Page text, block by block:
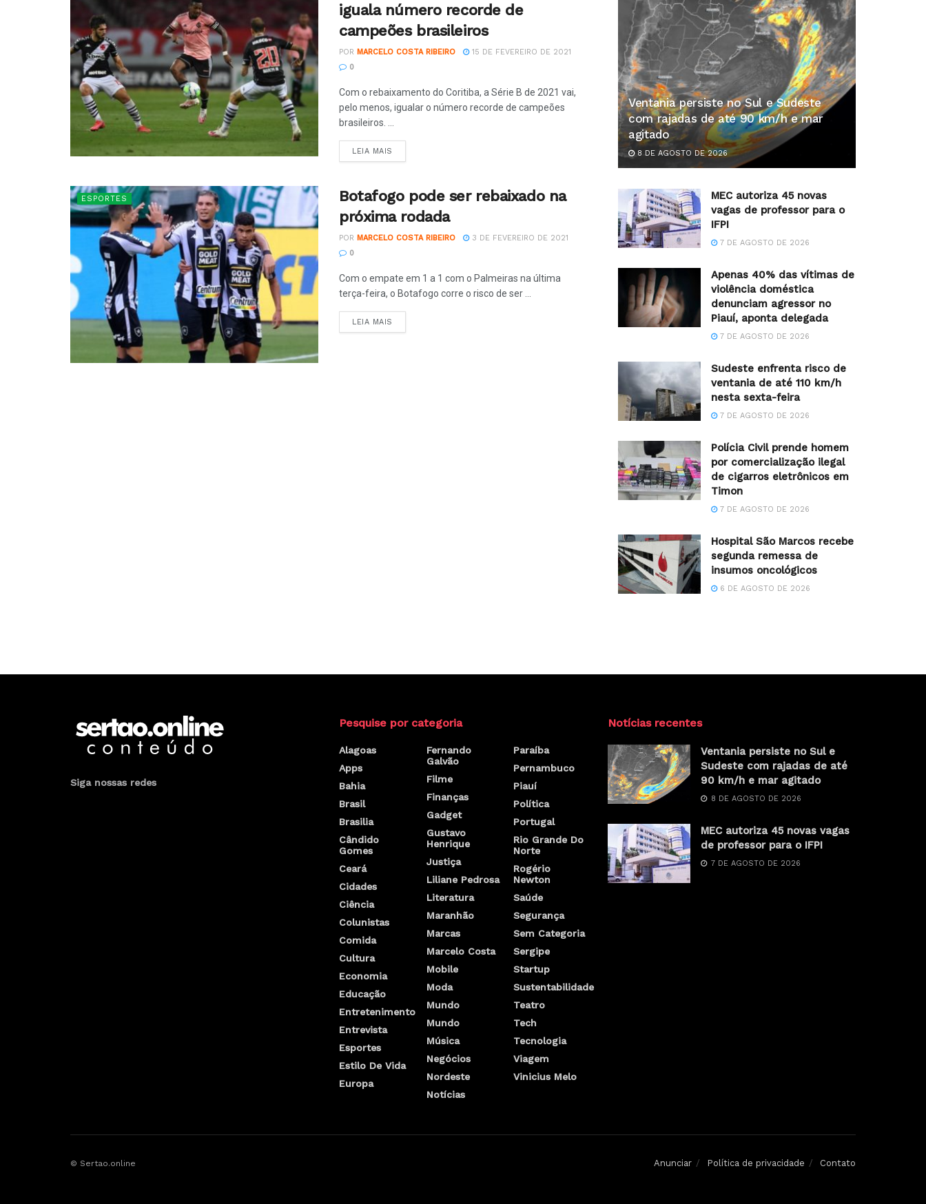
iguala número recorde de
campeões brasileiros
POR MARCELO COSTA RIBEIRO
15 DE FEVEREIRO DE 2021
0
Com o rebaixamento do Coritiba, a Série B de 2021 vai,
pelo menos, igualar o número recorde de campeões
brasileiros. ...
LEIA MAIS
ESPORTES
Botafogo pode ser rebaixado na
próxima rodada
POR MARCELO COSTA RIBEIRO
3 DE FEVEREIRO DE 2021
0
Com o empate em 1 a 1 com o Palmeiras na última
terça-feira, o Botafogo corre o risco de ser ...
LEIA MAIS
Ventania persiste no Sul e Sudeste
com rajadas de até 90 km/h e mar
agitado
8 DE AGOSTO DE 2026
MEC autoriza 45 novas
vagas de professor para o
IFPI
7 DE AGOSTO DE 2026
Apenas 40% das vítimas de
violência doméstica
denunciam agressor no
Piauí, aponta delegada
7 DE AGOSTO DE 2026
Sudeste enfrenta risco de
ventania de até 110 km/h
nesta sexta-feira
7 DE AGOSTO DE 2026
Polícia Civil prende homem
por comercialização ilegal
de cigarros eletrônicos em
Timon
7 DE AGOSTO DE 2026
Hospital São Marcos recebe
segunda remessa de
insumos oncológicos
6 DE AGOSTO DE 2026
Siga nossas redes
Pesquise por categoria
Alagoas
Apps
Bahia
Brasil
Brasilia
Cândido
Gomes
Ceará
Cidades
Ciência
Colunistas
Comida
Cultura
Economia
Educação
Entretenimento
Entrevista
Esportes
Estilo De Vida
Europa
Fernando
Galvão
Filme
Finanças
Gadget
Gustavo
Henrique
Justiça
Liliane Pedrosa
Literatura
Maranhão
Marcas
Marcelo Costa
Mobile
Moda
Mundo
Mundo
Música
Negócios
Nordeste
Notícias
Paraíba
Pernambuco
Piauí
Política
Portugal
Rio Grande Do
Norte
Rogério
Newton
Saúde
Segurança
Sem Categoria
Sergipe
Startup
Sustentabilidade
Teatro
Tech
Tecnologia
Viagem
Vinicius Melo
Notícias recentes
Ventania persiste no Sul e
Sudeste com rajadas de até
90 km/h e mar agitado
8 DE AGOSTO DE 2026
MEC autoriza 45 novas vagas
de professor para o IFPI
7 DE AGOSTO DE 2026
Anunciar Política de privacidade Contato
© Sertao.online